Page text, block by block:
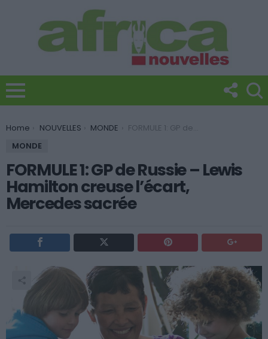
You are here:
Home NOUVELLES MONDE
FORMULE 1: GP de Russie – Lewis Hamilton creuse l’écart, Mercedes sacrée
MONDE
FORMULE 1: GP de Russie – Lewis
Hamilton creuse l’écart,
Mercedes sacrée